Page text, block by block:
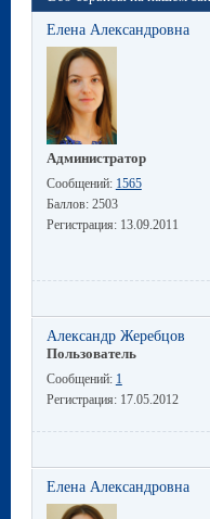
Елена Александровна
Администратор
Сообщений: 1565
Баллов: 2503
Регистрация: 13.09.2011
Александр Жеребцов
Пользователь
Сообщений: 1
Регистрация: 17.05.2012
Елена Александровна